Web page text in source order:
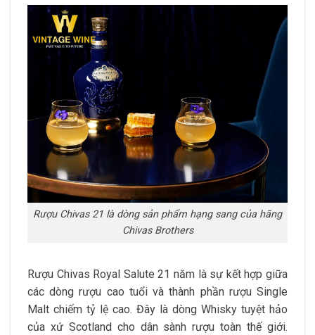
Rượu Chivas 21 là dòng sản phẩm hạng sang của hãng
Chivas Brothers
Rượu Chivas Royal Salute 21 năm là sự kết hợp giữa
các dòng rượu cao tuổi và thành phần rượu Single
Malt chiếm tỷ lệ cao. Đây là dòng Whisky tuyệt hảo
của xứ Scotland cho dân sành rượu toàn thế giới.